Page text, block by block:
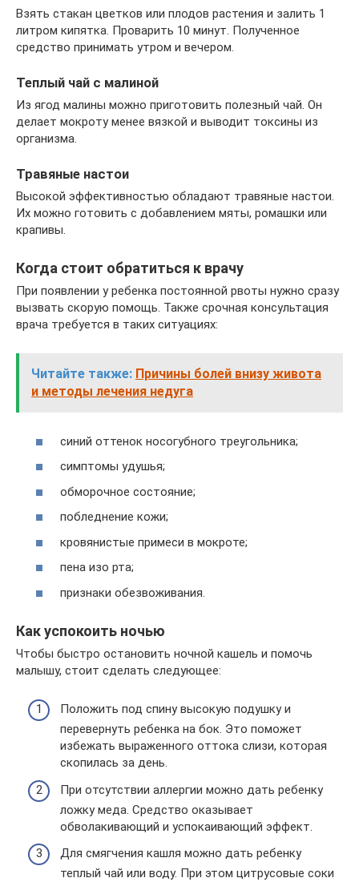
Взять стакан цветков или плодов растения и залить 1
литром кипятка. Проварить 10 минут. Полученное
средство принимать утром и вечером.
Теплый чай с малиной
Из ягод малины можно приготовить полезный чай. Он
делает мокроту менее вязкой и выводит токсины из
организма.
Травяные настои
Высокой эффективностью обладают травяные настои.
Их можно готовить с добавлением мяты, ромашки или
крапивы.
Когда стоит обратиться к врачу
При появлении у ребенка постоянной рвоты нужно сразу
вызвать скорую помощь. Также срочная консультация
врача требуется в таких ситуациях:
Читайте также: Причины болей внизу живота
и методы лечения недуга
синий оттенок носогубного треугольника;
симптомы удушья;
обморочное состояние;
побледнение кожи;
кровянистые примеси в мокроте;
пена изо рта;
признаки обезвоживания.
Как успокоить ночью
Чтобы быстро остановить ночной кашель и помочь
малышу, стоит сделать следующее:
Положить под спину высокую подушку и
перевернуть ребенка на бок. Это поможет
избежать выраженного оттока слизи, которая
скопилась за день.
При отсутствии аллергии можно дать ребенку
ложку меда. Средство оказывает
обволакивающий и успокаивающий эффект.
Для смягчения кашля можно дать ребенку
теплый чай или воду. При этом цитрусовые соки